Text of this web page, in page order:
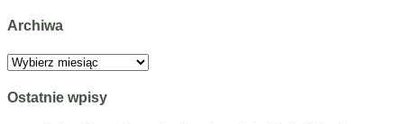
Archiwa
Archiwa
Ostatnie wpisy